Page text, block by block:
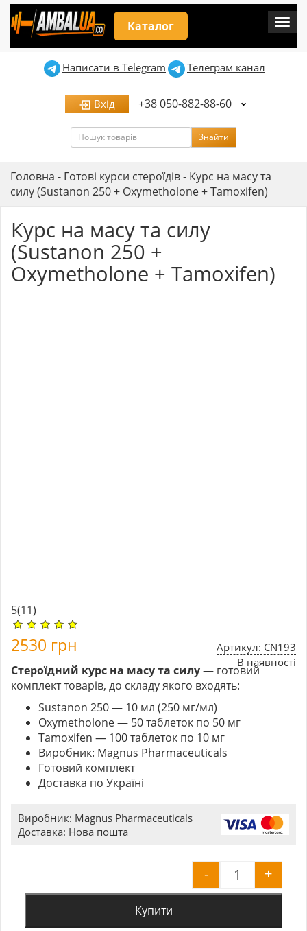
Каталог
Написати в Telegram Телеграм канал
Вхід +38 050-882-88-60
Пошук Знайти
Головна - Готові курси стероїдів- Курс на масу та
силу (Sustanon 250 + Oxymetholone + Tamoxifen)
Курс на масу та силу
(Sustanon 250 +
Oxymetholone + Tamoxifen)
5(11)
Артикул: CN193
В наявності
2530 грн
Стероїдний курс на масу та силу— готовий
комплект товарів, до складу якого входять:
Sustanon 250 — 10 мл (250 мг/мл)
Oxymetholone — 50 таблеток по 50 мг
Tamoxifen — 100 таблеток по 10 мг
Виробник: Magnus Pharmaceuticals
Готовий комплект
Доставка по Україні
Виробник: Magnus Pharmaceuticals
Доставка: Нова пошта
Курс на
- +
Купити